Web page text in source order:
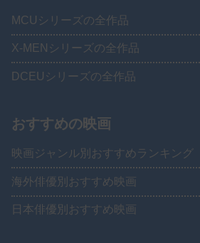
MCUシリーズの全作品
X-MENシリーズの全作品
DCEUシリーズの全作品
おすすめの映画
映画ジャンル別おすすめランキング
海外俳優別おすすめ映画
日本俳優別おすすめ映画